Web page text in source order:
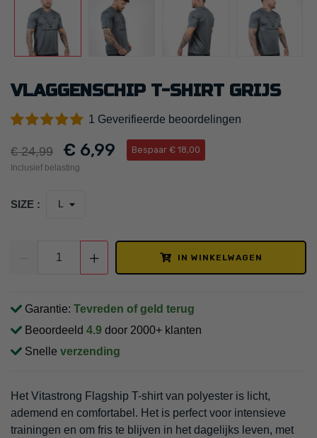
VLAGGENSCHIP T-SHIRT GRIJS
1 Geverifieerde beoordelingen
€ 24,99 € 6,99 Bespaar € 18,00
Inclusief belasting
SIZE :
IN WINKELWAGEN
Garantie: Tevreden of geld terug
Beoordeeld 4.9 door 2000+ klanten
Snelle verzending
Het Vitastrong Flagship T-shirt van polyester is licht,
ademend en comfortabel. Het is perfect voor intensieve
trainingen en om fris te blijven in het dagelijks leven, met